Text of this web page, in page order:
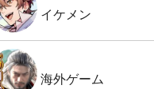
イケメン
海外ゲーム